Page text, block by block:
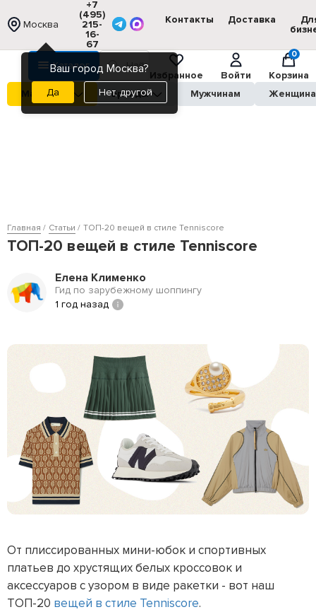
Москва
Ваш город Москва?
Нет, другой
+7
(495)
215-
16-
67
Контакты Доставка
Каталог
Избранное
Войти
0
Корзина
Магазины
Бренды Мужчинам
Главная Статьи ТОП-20 вещей в стиле Tenniscore
ТОП-20 вещей в стиле Tenniscore
Елена Клименко
Гид по зарубежному шоппингу
1 год назад
От плиссированных мини-юбок и спортивных
платьев до хрустящих белых кроссовок и
аксессуаров с узором в виде ракетки - вот наш
ТОП-20 вещей в стиле Tenniscore.